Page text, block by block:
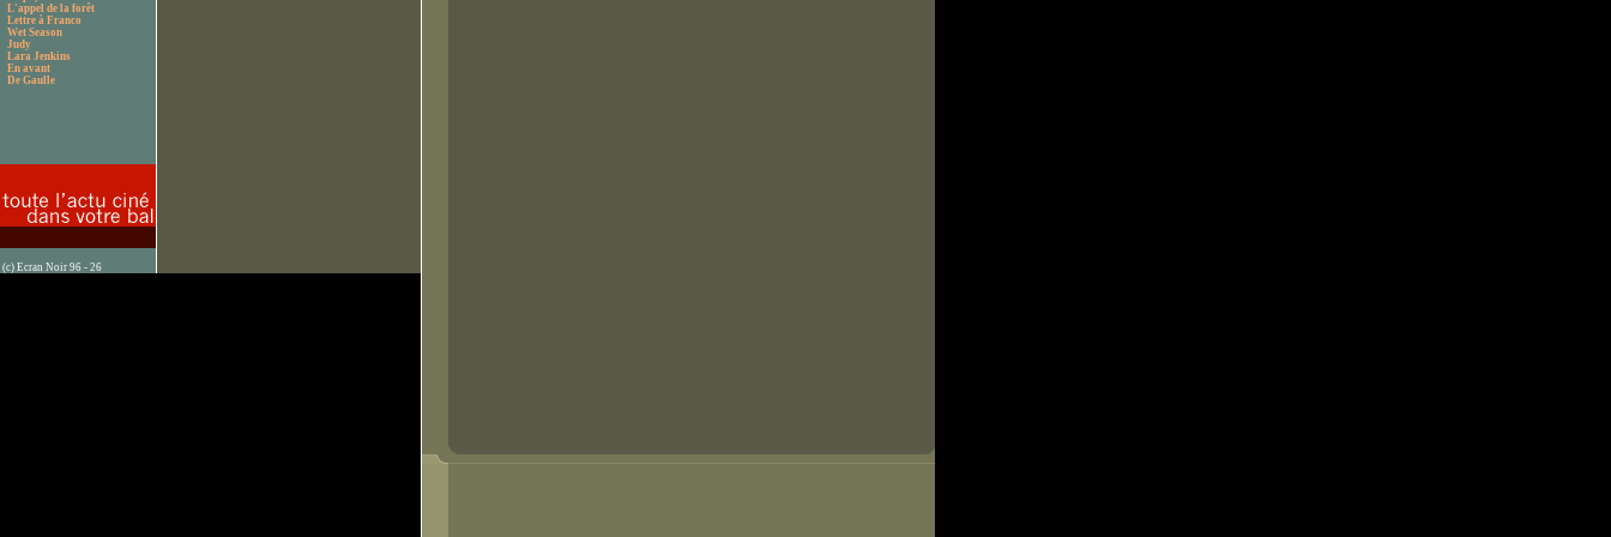
L'appel de la forêt
Lettre à Franco
Wet Season
Judy
Lara Jenkins
En avant
De Gaulle
(c) Ecran Noir 96 - 26